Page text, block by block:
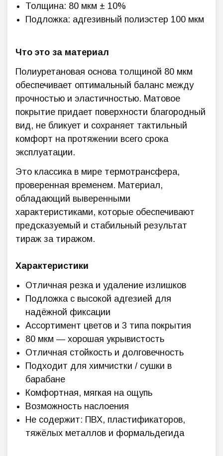
Толщина: 80 мкм ± 10%
Подложка: адгезивный полиэстер 100 мкм
Что это за материал
Полиуретановая основа толщиной 80 мкм
обеспечивает оптимальный баланс между
прочностью и эластичностью. Матовое
покрытие придает поверхности благородный
вид, не бликует и сохраняет тактильный
комфорт на протяжении всего срока
эксплуатации.
Это классика в мире термотрансфера,
проверенная временем. Материал,
обладающий выверенными
характеристиками, которые обеспечивают
предсказуемый и стабильный результат
тираж за тиражом.
Характеристики
Отличная резка и удаление излишков
Подложка с высокой адгезией для
надёжной фиксации
Ассортимент цветов и 3 типа покрытия
80 мкм — хорошая укрывистость
Отличная стойкость и долговечность
Подходит для химчистки / сушки в
барабане
Комфортная, мягкая на ощупь
Возможность наслоения
Не содержит: ПВХ, пластификаторов,
тяжёлых металлов и формальдегида